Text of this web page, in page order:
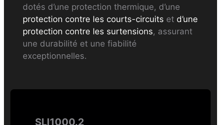
dotés d’une protection thermique, d’une
protection contre les courts-circuits et d’une
protection contre les surtensions, assurant
une durabilité et une fiabilité
exceptionnelles.
SLI1000.2